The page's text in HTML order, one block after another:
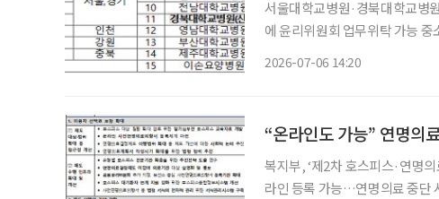
서울대학교병원·경북대학교병
에 윤리위원회 업무위탁 가능 중소 의료기관의 연명의료결정제도 이용 문턱이 낮아진다. 보
2026-07-06 14:20
“온라인도 가능” 연명의
복지부, ‘제2차 호스피스·연명
라인 등록 가능…연명의료 중단